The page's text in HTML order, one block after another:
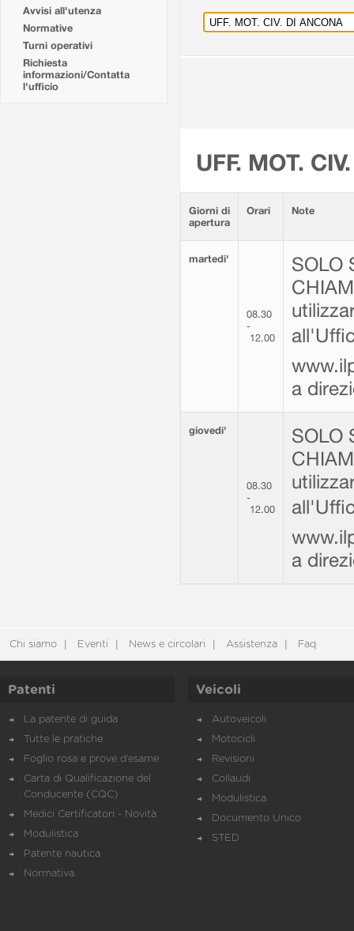
Avvisi all'utenza
Normative
Turni operativi
Richiesta
informazioni/Contatta
l'ufficio
UFF. MOT.
Giorni di
apertura
Orari Note
martedi'
08.30
-
12.00
SOLO
a
giovedi'
08.30
-
12.00
SOLO
a
Chi siamo Eventi News e circolari Assistenza Faq
Patenti
La patente di guida
Tutte le pratiche
Foglio rosa e prove d’esame
Carta di Qualificazione del
Conducente (CQC)
Medici Certificatori - Novità
Modulistica
Patente nautica
Normativa
Veicoli
Autoveicoli
Motocicli
Revisioni
Collaudi
Modulistica
Documento Unico
STED